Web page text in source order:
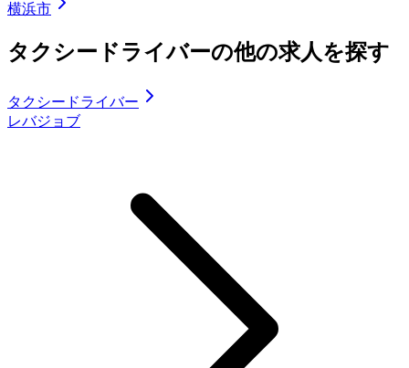
横浜市
タクシードライバーの他の求人を探す
タクシードライバー
レバジョブ